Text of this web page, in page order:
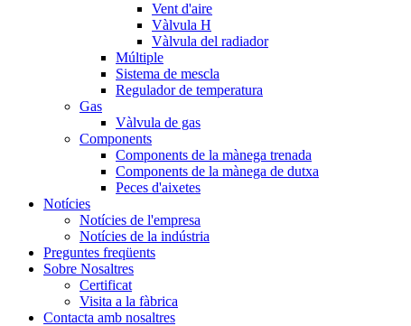
Vent d'aire
Vàlvula H
Vàlvula del radiador
Múltiple
Sistema de mescla
Regulador de temperatura
Gas
Vàlvula de gas
Components
Components de la mànega trenada
Components de la mànega de dutxa
Peces d'aixetes
Notícies
Notícies de l'empresa
Notícies de la indústria
Preguntes freqüents
Sobre Nosaltres
Certificat
Visita a la fàbrica
Contacta amb nosaltres